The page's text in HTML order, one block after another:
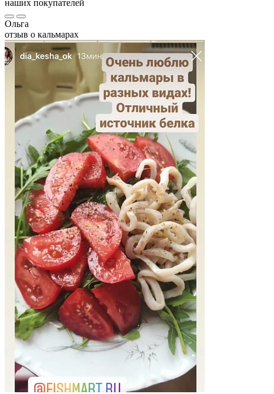
наших покупателей
Ольга
отзыв о кальмарах